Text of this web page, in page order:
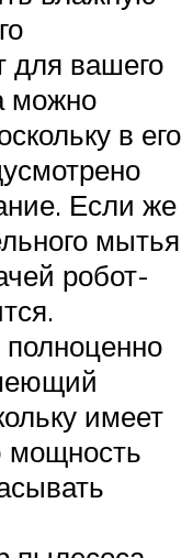
для вашего
можно
в его
Если же
мытья
робот-
имеет
мощность